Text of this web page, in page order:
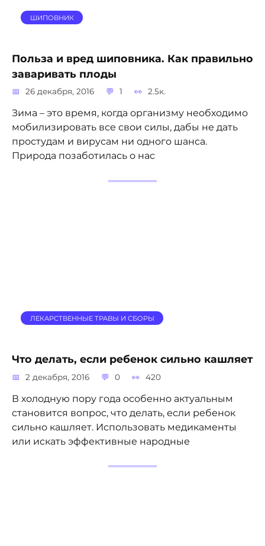
ШИПОВНИК
Польза и вред шиповника. Как правильно
заваривать плоды
26 декабря, 2016 1 2.5к.
Зима – это время, когда организму необходимо
мобилизировать все свои силы, дабы не дать
простудам и вирусам ни одного шанса.
Природа позаботилась о нас
ЛЕКАРСТВЕННЫЕ ТРАВЫ И СБОРЫ
Что делать, если ребенок сильно кашляет
2 декабря, 2016 0 420
В холодную пору года особенно актуальным
становится вопрос, что делать, если ребенок
сильно кашляет. Использовать медикаменты
или искать эффективные народные